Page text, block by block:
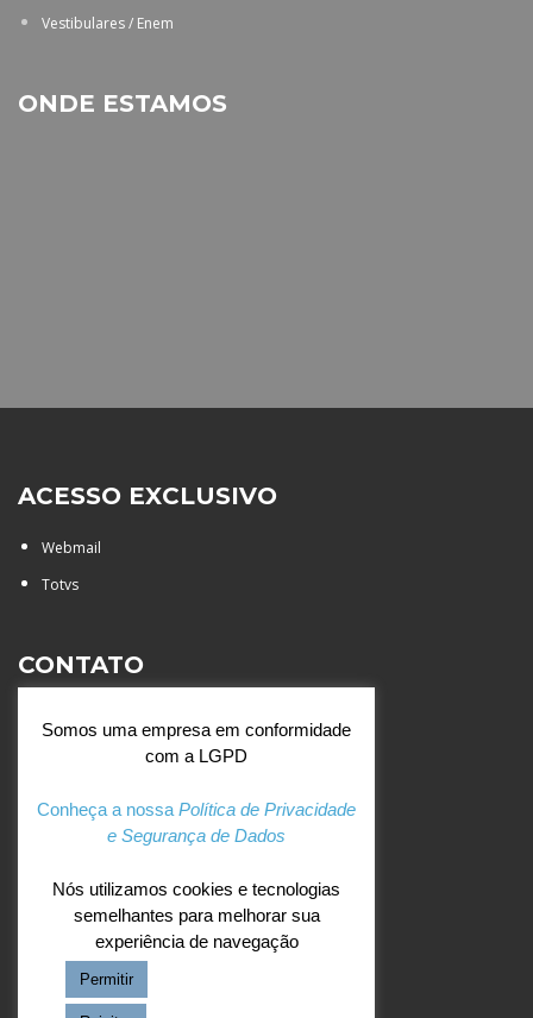
Vestibulares / Enem
ONDE ESTAMOS
ACESSO EXCLUSIVO
Webmail
Totvs
CONTATO
Santa Catarina - São José do
Rio Preto (SP)
+55 (17) 3354 7000
agostiniano@csj.g12.br
REDES SOCIAIS
Facebook
Somos uma empresa em conformidade
com a LGPD
Conheça a nossa Política de Privacidade
e Segurança de Dados
Nós utilizamos cookies e tecnologias
semelhantes para melhorar sua
experiência de navegação
Permitir